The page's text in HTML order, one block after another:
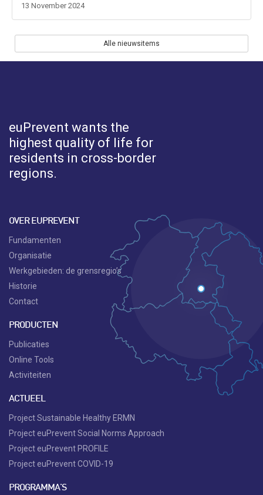
13 November 2024
Alle nieuwsitems
euPrevent wants the
highest quality of life for
residents in cross-border
regions.
OVER EUPREVENT
Fundamenten
Organisatie
Werkgebieden: de grensregio’s
Historie
Contact
PRODUCTEN
Publicaties
Online Tools
Activiteiten
ACTUEEL
Project Sustainable Healthy ERMN
Project euPrevent Social Norms Approach
Project euPrevent PROFILE
Project euPrevent COVID-19
PROGRAMMA'S